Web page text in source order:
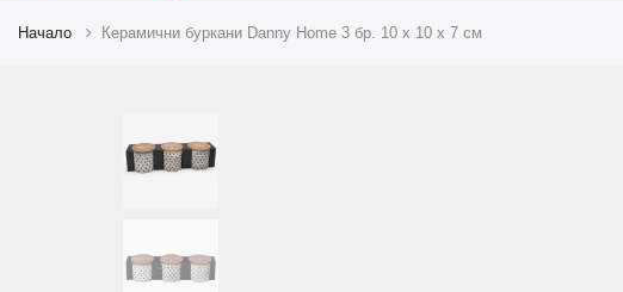
Начало Керамични буркани Danny Home 3 бр. 10 x 10 x 7 см